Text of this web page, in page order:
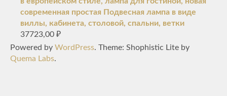
современная простая Подвесная лампа в виде
виллы, кабинета, столовой, спальни, ветки
37723,00 ₽
Powered by WordPress. Theme: Shophistic Lite by
Quema Labs.